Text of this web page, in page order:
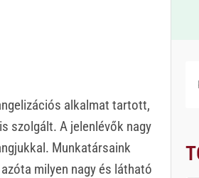
alkalmat tartott,
szolgált. A jelenlévők nagy
Munkatársaink
milyen nagy és látható